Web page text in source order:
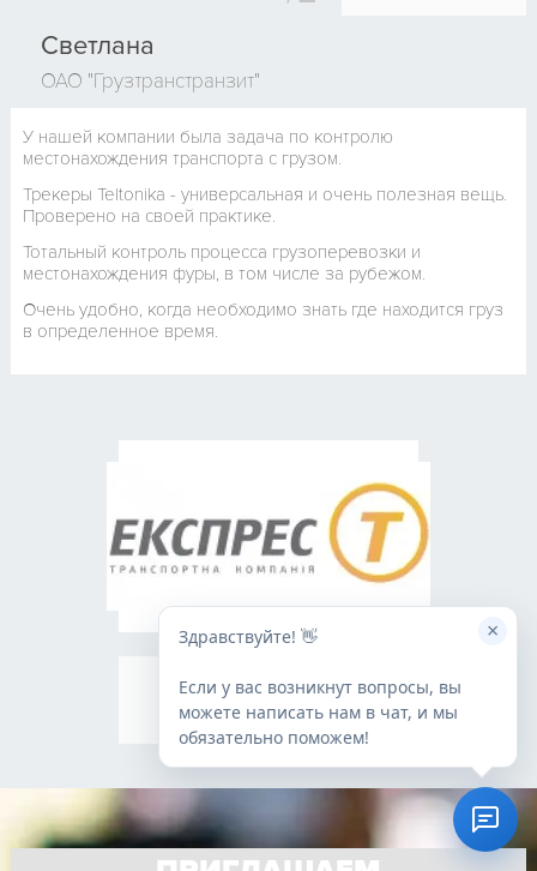
Здравствуйте! 👋
Если у вас возникнут вопросы, вы
можете написать нам в чат, и мы
обязательно поможем!
×
Светлана
ОАО "Грузтранстранзит"
У нашей компании была задача по контролю
местонахождения транспорта с грузом.
Трекеры Teltonika - универсальная и очень полезная вещь.
Проверено на своей практике.
Тотальный контроль процесса грузоперевозки и
местонахождения фуры, в том числе за рубежом.
Очень удобно, когда необходимо знать где находится груз
в определенное время.